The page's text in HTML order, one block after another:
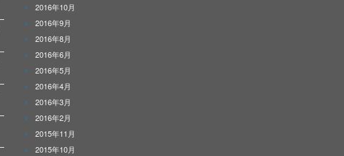
2016年10月
2016年9月
2016年8月
2016年6月
2016年5月
2016年4月
2016年3月
2016年2月
2015年11月
2015年10月